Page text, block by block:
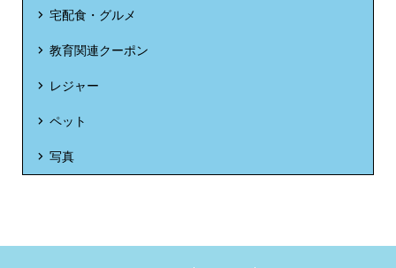
宅配食・グルメ
教育関連クーポン
レジャー
ペット
写真